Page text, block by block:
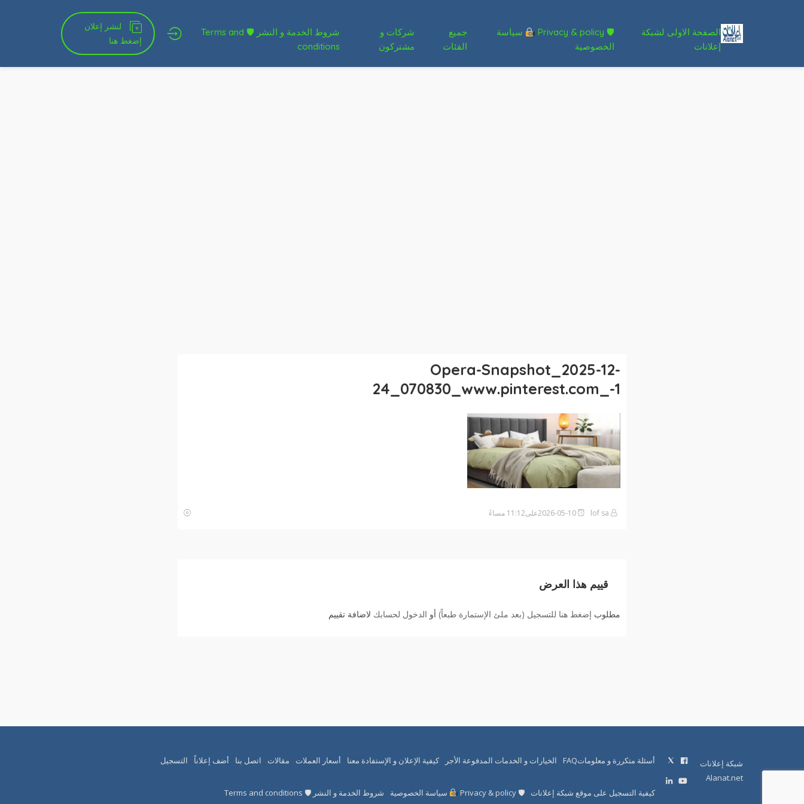
الصفحة الاولى لشبكة
إعلانات
🛡 Privacy & policy
سياسة
الخصوصية
جميع
الفئات
شركات و
مشتركون
شروط الخدمة و النشر 🛡 Terms and
conditions
لنشر إعلان
إضغط هنا
Opera-Snapshot_2025-12-
24_070830_www.pinterest.com_-1
قييم هذا العرض
مطلوب إضغط هنا للتسجيل (بعد ملئ الإستمارة طبعاً) أو الدخول لحسابك لاضافة تقييم
شبكة إعلانات
Alanat.net
أسئلة متكررة و معلوماتFAQ الخيارات و الخدمات المدفوعة الأجر كيفية الإعلان و الإستفادة معنا أسعار العملات مقالات اتصل بنا أضف إعلاناً التسجيل
كيفية التسجيل على موقع شبكة إعلانات 🛡 Privacy & policy سياسة الخصوصية شروط الخدمة و النشر 🛡 Terms and conditions